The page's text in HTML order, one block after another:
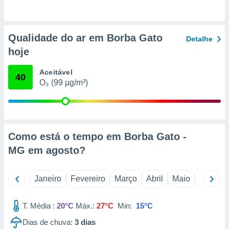
ou opor-
qualquer
em “
na
para
Qualidade do ar em Borba Gato
hoje
Detalhe
40 Aceitável
O₃ (99 µg/m³)
Como está o tempo em Borba Gato -
MG em agosto?
Janeiro Fevereiro Março Abril Maio Junho
T. Média : 20°C Máx.: 27°C Min: 15°C
Dias de chuva: 3 dias